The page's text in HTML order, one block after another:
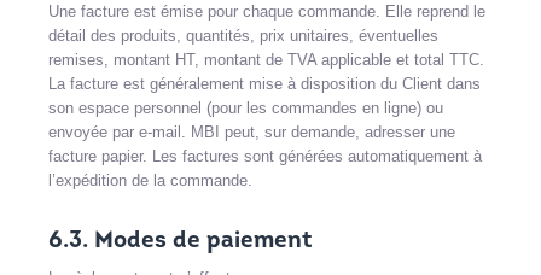
Une facture est émise pour chaque commande. Elle reprend le
détail des produits, quantités, prix unitaires, éventuelles
remises, montant HT, montant de TVA applicable et total TTC.
La facture est généralement mise à disposition du Client dans
son espace personnel (pour les commandes en ligne) ou
envoyée par e-mail. MBI peut, sur demande, adresser une
facture papier. Les factures sont générées automatiquement à
l’expédition de la commande.
6.3. Modes de paiement